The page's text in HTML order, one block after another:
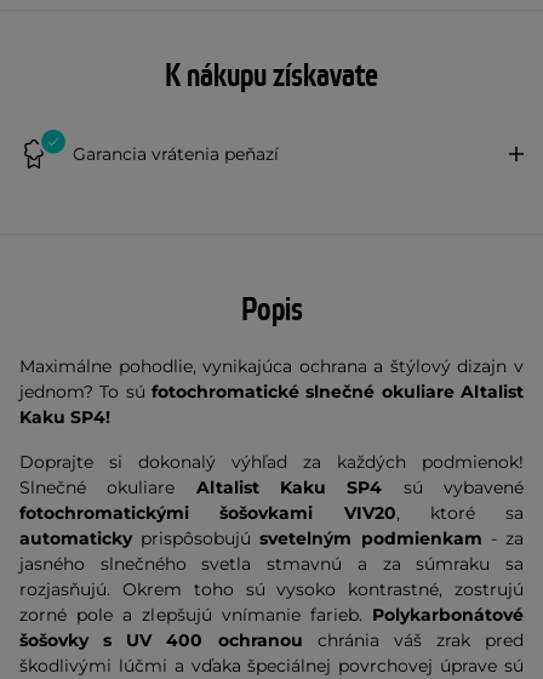
K nákupu získavate
Garancia vrátenia peňazí
Popis
Maximálne pohodlie, vynikajúca ochrana a štýlový dizajn v
jednom? To sú fotochromatické slnečné okuliare Altalist
Kaku SP4!
Doprajte si dokonalý výhľad za každých podmienok!
Slnečné okuliare Altalist Kaku SP4 sú vybavené
fotochromatickými šošovkami VIV20, ktoré sa
automatickyprispôsobujúsvetelným podmienkam - za
jasného slnečného svetla stmavnú a za súmraku sa
rozjasňujú. Okrem toho sú vysoko kontrastné, zostrujú
zorné pole a zlepšujú vnímanie farieb. Polykarbonátové
šošovky s UV 400 ochranou chránia váš zrak pred
škodlivými lúčmi a vďaka špeciálnej povrchovej úprave sú